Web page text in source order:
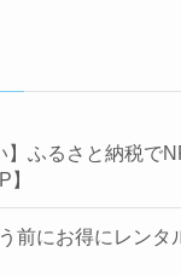
】ふるさと納税で
前にお得にレンタ